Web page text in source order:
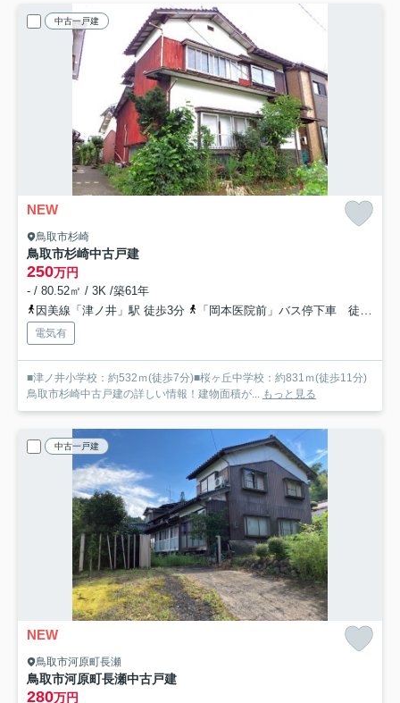
中古一戸建
NEW
鳥取市杉崎
鳥取市杉崎中古戸建
250万円
- / 80.52㎡ / 3K /築61年
因美線「津ノ井」駅 徒歩3分
「岡本医院前」バス停下車 徒歩3分
電気有
■津ノ井小学校：約532ｍ(徒歩7分)■桜ヶ丘中学校：約831ｍ(徒歩11分)
鳥取市杉崎中古戸建の詳しい情報！建物面積が... もっと見る
中古一戸建
NEW
鳥取市河原町長瀬
鳥取市河原町長瀬中古戸建
280万円